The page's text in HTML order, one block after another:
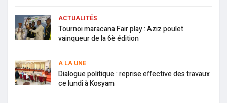
ACTUALITÉS
Tournoi maracana Fair play : Aziz poulet
vainqueur de la 6è édition
A LA UNE
Dialogue politique : reprise effective des travaux
ce lundi à Kosyam